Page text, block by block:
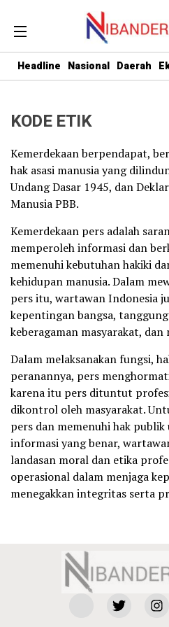
Headline Nasional Daerah
KODE ETIK
Kemerdekaan berpendapat,
hak asasi manusia yang
Undang Dasar 1945, dan
Manusia PBB.
Kemerdekaan pers adalah
memperoleh informasi dan
memenuhi kebutuhan hakiki
kehidupan manusia. Dalam
pers itu, wartawan Indonesia
kepentingan bangsa,
keberagaman masyarakat,
Dalam melaksanakan fungsi,
peranannya, pers
karena itu pers dituntut
dikontrol oleh masyarakat.
pers dan memenuhi hak
informasi yang benar,
landasan moral dan etika
operasional dalam menjaga
menegakkan integritas serta